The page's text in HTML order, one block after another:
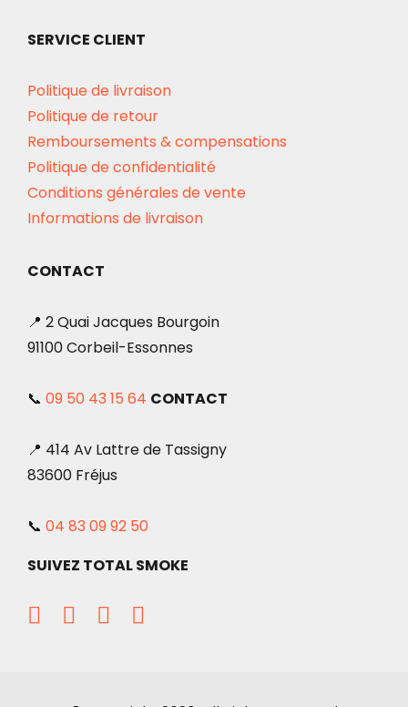
SERVICE CLIENT
Politique de livraison
Politique de retour
Remboursements & compensations
Politique de confidentialité
Conditions générales de vente
Informations de livraison
CONTACT
📍 2 Quai Jacques Bourgoin
91100 Corbeil-Essonnes
📞 09 50 43 15 64 CONTACT
📍 414 Av Lattre de Tassigny
83600 Fréjus
📞 04 83 09 92 50
SUIVEZ TOTAL SMOKE